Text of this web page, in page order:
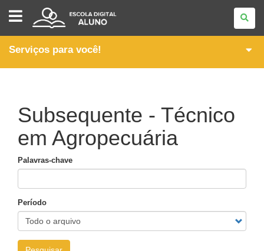
ESCOLA
DIGITAL
-
ALUNO
Serviços para você!
Subsequente - Técnico
em Agropecuária
Palavras-chave
Período